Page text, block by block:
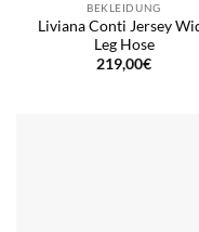
BEKLEIDUNG
Liviana Conti Jersey
Leg Hose
219,00€